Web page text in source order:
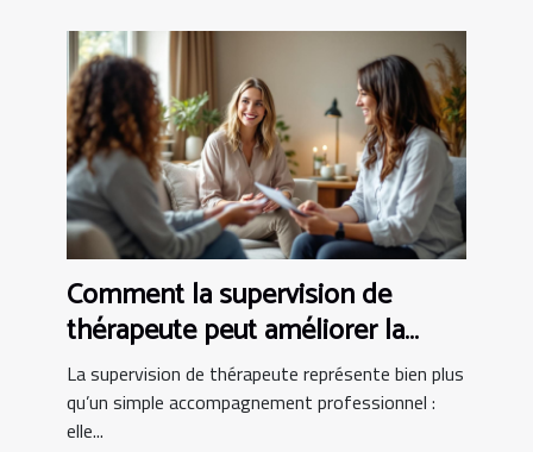
Comment la supervision de
thérapeute peut améliorer la
pratique clinique
La supervision de thérapeute représente bien plus
qu’un simple accompagnement professionnel :
elle...